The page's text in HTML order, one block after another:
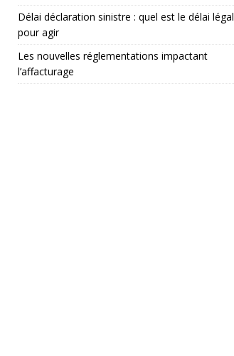
Délai déclaration sinistre : quel est le délai légal
pour agir
Les nouvelles réglementations impactant
l’affacturage